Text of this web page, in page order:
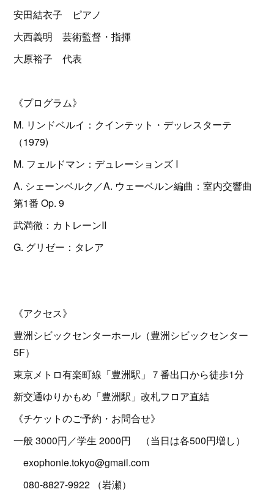
安田結衣子 ピアノ
大西義明 芸術監督・指揮
大原裕子 代表
《プログラム》
M. リンドベルイ：クインテット・デッレスターテ
（1979)
M. フェルドマン：デュレーションズ Ⅰ
A. シェーンベルク／A. ウェーベルン編曲：室内交響曲
第1番 Op. 9
武満徹：カトレーンⅡ
G. グリゼー：タレア
《アクセス》
豊洲シビックセンターホール（豊洲シビックセンター
5F）
東京メトロ有楽町線「豊洲駅」７番出口から徒歩1分
新交通ゆりかもめ「豊洲駅」改札フロア直結
《チケットのご予約・お問合せ》
一般 3000円／学生 2000円 （当日は各500円増し）
exophonie.tokyo@gmail.com
080-8827-9922 （岩瀬）